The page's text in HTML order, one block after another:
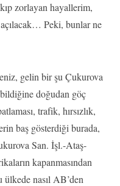
zorlayan hayallerim,
Peki, bunlar ne
gelin bir şu Çukurova
doğudan göç
trafik, hırsızlık,
baş gösterdiği burada,
San. İşl.-Ataş-
kapanmasından
ülkede nasıl AB’den